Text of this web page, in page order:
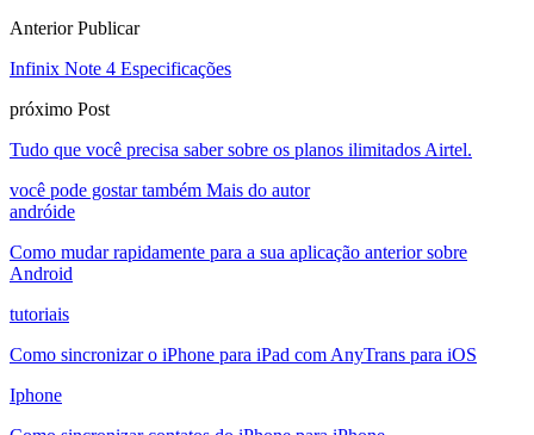
Anterior Publicar
Infinix Note 4 Especificações
próximo Post
Tudo que você precisa saber sobre os planos ilimitados Airtel.
você pode gostar também Mais do autor
andróide
Como mudar rapidamente para a sua aplicação anterior sobre
Android
tutoriais
Como sincronizar o iPhone para iPad com AnyTrans para iOS
Iphone